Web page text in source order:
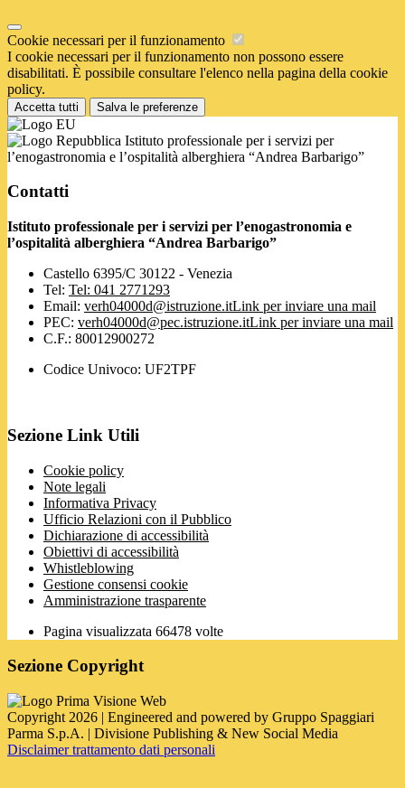
Cookie necessari per il funzionamento
I cookie necessari per il funzionamento non possono essere
disabilitati. È possibile consultare l'elenco nella pagina della cookie
policy.
Accetta tutti Salva le preferenze
Istituto professionale per i servizi per
l’enogastronomia e l’ospitalità alberghiera “Andrea Barbarigo”
Contatti
Istituto professionale per i servizi per l’enogastronomia e
l’ospitalità alberghiera “Andrea Barbarigo”
Castello 6395/C 30122 - Venezia
Tel: Tel: 041 2771293
Email: verh04000d@istruzione.itLink per inviare una mail
PEC: verh04000d@pec.istruzione.itLink per inviare una mail
C.F.: 80012900272
Codice Univoco: UF2TPF
Sezione Link Utili
Cookie policy
Note legali
Informativa Privacy
Ufficio Relazioni con il Pubblico
Dichiarazione di accessibilità
Obiettivi di accessibilità
Whistleblowing
Gestione consensi cookie
Amministrazione trasparente
Pagina visualizzata 66478 volte
Sezione Copyright
Copyright 2026 | Engineered and powered by Gruppo Spaggiari
Parma S.p.A. | Divisione Publishing & New Social Media
Disclaimer trattamento dati personali